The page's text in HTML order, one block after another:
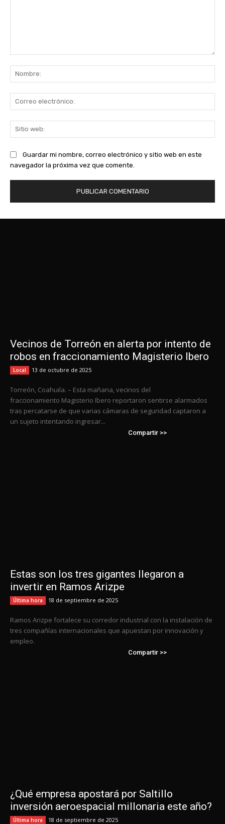
Guardar mi nombre, correo electrónico y sitio web en este
navegador la próxima vez que comente.
Vecinos de Torreón en alerta por intento de
robos en fraccionamiento Magisterio Ibero
Local 13 de octubre de 2025
Torreón, Coahuila. – Esta mañana, vecinos del
fraccionamiento Magisterio Ibero reportaron sentirse alarmados
tras percatarse de que varias cámaras de seguridad captaron a
un sujeto intentando ingresar...
Compartir >>
Estas son los tres gigantes llegaron a
invertir en Ramos Arizpe
Última hora 18 de septiembre de 2025
Ramos Arizpe fortalece su corredor industrial con la instalación de
tres compañías internacionales que apuestan por innovación y
empleo.
Compartir >>
¿Qué empresa apostará por Saltillo
inversión aeroespacial millonaria este año?
Última hora 18 de septiembre de 2025